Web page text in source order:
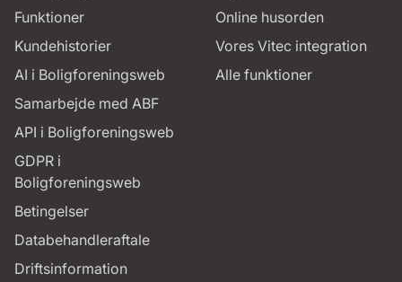
Funktioner
Kundehistorier
AI i Boligforeningsweb
Samarbejde med ABF
API i Boligforeningsweb
GDPR i
Boligforeningsweb
Betingelser
Databehandleraftale
Driftsinformation
Online husorden
Vores Vitec integration
Alle funktioner